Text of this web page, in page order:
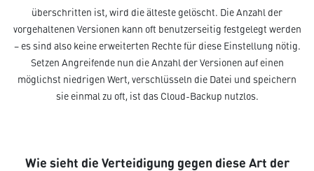
überschritten ist, wird die älteste gelöscht. Die Anzahl der
vorgehaltenen Versionen kann oft benutzerseitig festgelegt werden
– es sind also keine erweiterten Rechte für diese Einstellung nötig.
Setzen Angreifende nun die Anzahl der Versionen auf einen
möglichst niedrigen Wert, verschlüsseln die Datei und speichern
sie einmal zu oft, ist das Cloud-Backup nutzlos.
Wie sieht die Verteidigung gegen diese Art der